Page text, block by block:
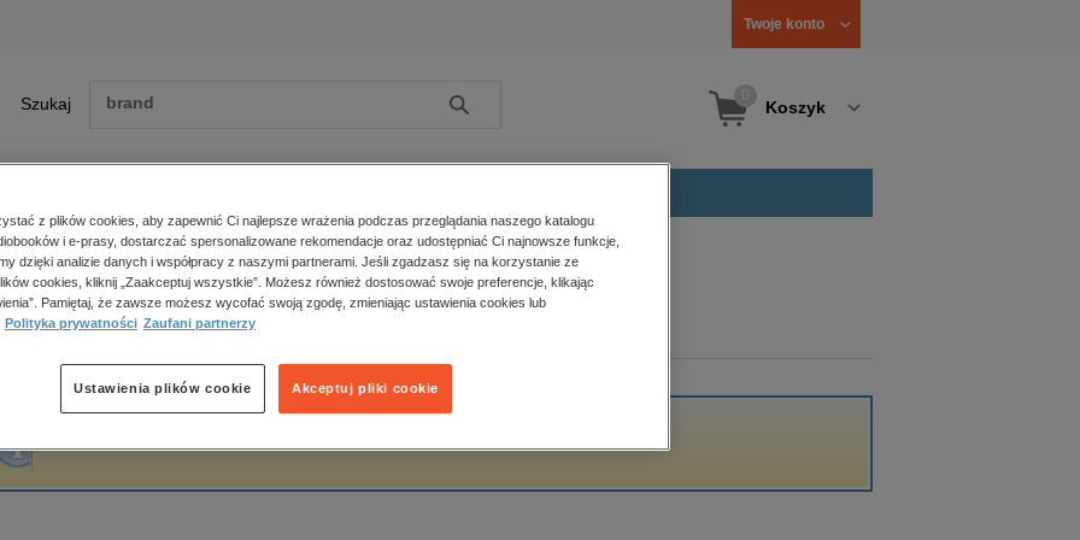
Twoje konto
Szukaj Szukaj Koszyk
Zobacz wszystkie E-prasa
polityka, społeczno-informacyjne
psychologiczne
popularno-naukowe
historia
główna Alicja Sieczych-Drzewiecka
Sieczych-Drzewiecka
z plików cookies, aby zapewnić Ci najlepsze wrażenia podczas przeglądania naszego katalogu
i e-prasy, dostarczać spersonalizowane rekomendacje oraz udostępniać Ci najnowsze funkcje,
dzięki analizie danych i współpracy z naszymi partnerami. Jeśli zgadzasz się na korzystanie ze
cookies, kliknij „Zaakceptuj wszystkie”. Możesz również dostosować swoje preferencje, klikając
Pamiętaj, że zawsze możesz wycofać swoją zgodę, zmieniając ustawienia cookies lub
Polityka prywatności Zaufani partnerzy
Akceptuj pliki cookie
Ustawienia plików cookie